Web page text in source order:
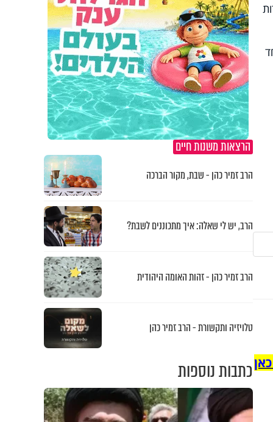
הרצאות משנות חיים
הרב זמיר כהן - שבת, מקור הברכה
הרב, יש לי שאלה: איך מתכוננים לשבת?
הרב זמיר כהן - זהות האומה היהודית
טלויזיה ותקשורת - הרב זמיר כהן
כתבות נוספות